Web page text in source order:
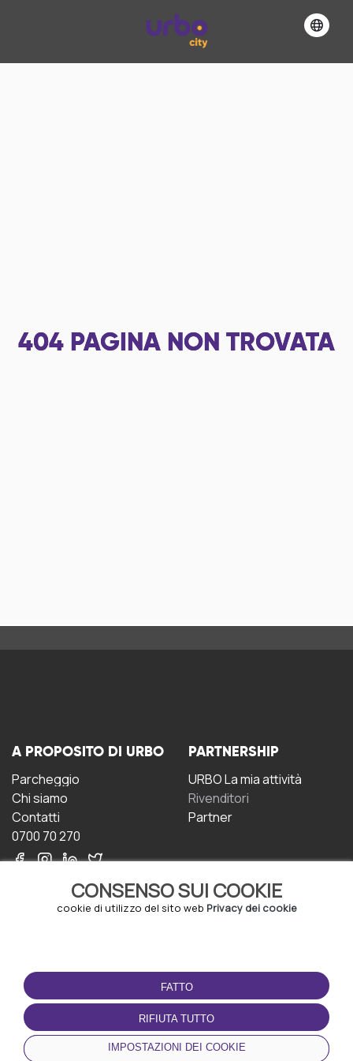
404 PAGINA NON TROVATA
CONSENSO SUI COOKIE
cookie di utilizzo del sito web Privacy dei cookie
FATTO
RIFIUTA TUTTO
IMPOSTAZIONI DEI COOKIE
A PROPOSITO DI URBO
Parcheggio
Chi siamo
Contatti
0700 70 270
PARTNERSHIP
URBO La mia attività
Rivenditori
Partner
CONDIZIONI D'USO
Termini e Condizioni
Politica sulla riservatezza
Gestione dei Cookie
SCARICA L'APP